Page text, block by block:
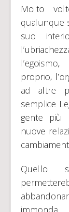
Molto
qualunque
suo
proprio,
ad altre
semplice
gente più
nuove
Quello
immonda…